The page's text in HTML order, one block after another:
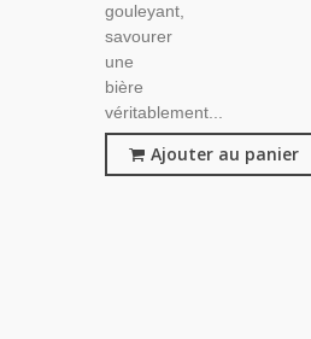
gouleyant,
savourer
une
bière
véritablement...
Ajouter au panier